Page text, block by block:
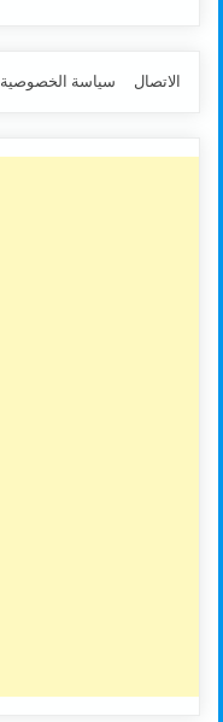
الاتصال سياسة الخصوصية